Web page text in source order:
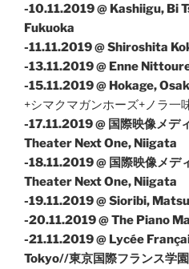
-10.11.2019 @ Kashiigu, Bi
Fukuoka
-11.11.2019 @ Shiroshita
-13.11.2019 @ Enne
-15.11.2019 @ Hokage,
+シマクマガンホーズ+ノラ一
-17.11.2019 @ 国際映像メデ
Theater Next One, Niigata
-18.11.2019 @ 国際映像メデ
Theater Next One, Niigata
-19.11.2019 @ Sioribi,
-20.11.2019@ The Piano
-21.11.2019 @ Lycée
Tokyo//東京国際フランス学園